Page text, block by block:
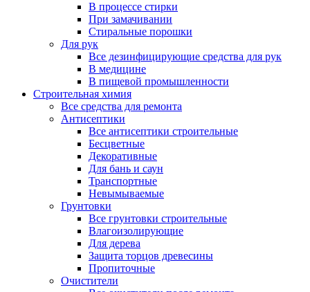
В процессе стирки
При замачивании
Стиральные порошки
Для рук
Все дезинфицирующие средства для рук
В медицине
В пищевой промышленности
Строительная химия
Все средства для ремонта
Антисептики
Все антисептики строительные
Бесцветные
Декоративные
Для бань и саун
Транспортные
Невымываемые
Грунтовки
Все грунтовки строительные
Влагоизолирующие
Для дерева
Защита торцов древесины
Пропиточные
Очистители